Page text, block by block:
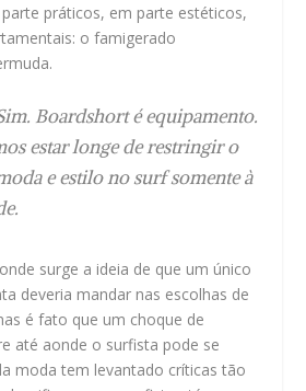
práticos, em parte estéticos,
o famigerado
Boardshort é equipamento.
estar longe de restringir o
e estilo no surf somente à
surge a ideia de que um único
deveria mandar nas escolhas de
é fato que um choque de
até aonde o surfista pode se
moda tem levantado críticas tão